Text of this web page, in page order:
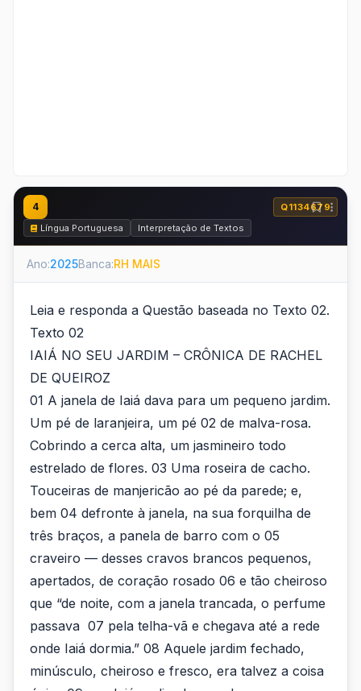
4
Q1134679
Língua Portuguesa
Interpretação de Textos
Ano:2025Banca:RH MAIS
Leia e responda a Questão baseada no Texto 02.
Texto 02
IAIÁ NO SEU JARDIM – CRÔNICA DE RACHEL
DE QUEIROZ
01 A janela de Iaiá dava para um pequeno jardim.
Um pé de laranjeira, um pé 02 de malva-rosa.
Cobrindo a cerca alta, um jasmineiro todo
estrelado de flores. 03 Uma roseira de cacho.
Touceiras de manjericão ao pé da parede; e,
bem 04 defronte à janela, na sua forquilha de
três braços, a panela de barro com o 05
craveiro — desses cravos brancos pequenos,
apertados, de coração rosado 06 e tão cheiroso
que “de noite, com a janela trancada, o perfume
passava 07 pela telha-vã e chegava até a rede
onde Iaiá dormia.” 08 Aquele jardim fechado,
minúsculo, cheiroso e fresco, era talvez a coisa